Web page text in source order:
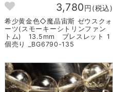
3,780円(税込)
希少黄金色◇魔晶宙斯 ゼウスクォ
ーツ(スモーキーシトリンファン
トム) 13.5mm ブレスレット 1
個売り _BG6790-135